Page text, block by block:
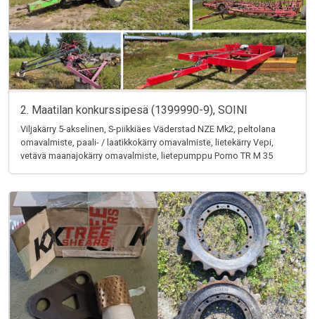
2. Maatilan konkurssipesä (1399990-9), SOINI
Viljakärry 5-akselinen, S-piikkiäes Väderstad NZE Mk2, peltolana
omavalmiste, paali- / laatikkokärry omavalmiste, lietekärry Vepi,
vetävä maanajokärry omavalmiste, lietepumppu Pomo TR M 35